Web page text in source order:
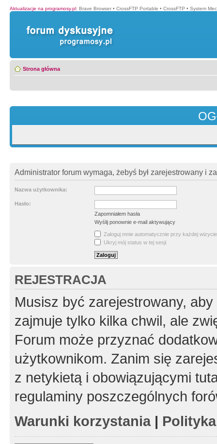
Aktualizacje na programosy.pl: Brave Browser • CrossFTP Portable • CrossFTP • System
Strona główna
Administrator forum wymaga, żebyś był zarejestrowany i
Nazwa użytkownika:
Hasło:
Zapomniałem hasła
Wyślij ponownie e-mail aktywujący
Zaloguj mnie automatycznie przy każdej wizycie
Ukryj mój status w tej sesji
REJESTRACJA
Musisz być zarejestrowany,
zajmuje tylko kilka chwil, ale
Forum może przyznać
użytkownikom. Zanim się
z netykietą i obowiązującymi
regulaminy poszczególnych
Warunki korzystania|